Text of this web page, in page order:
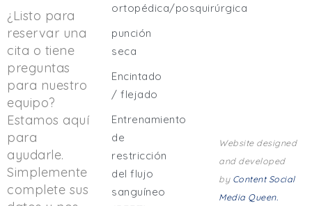
¿Listo para
reservar una
cita o tiene
preguntas
para nuestro
equipo?
Estamos aquí
para
ayudarle.
Simplemente
complete sus
ortopédica/posquirúrgica
punción
seca
Encintado
/ flejado
Entrenamiento
de
restricción
del flujo
sanguíneo
Website designed
and developed
by Content Social
Media Queen.